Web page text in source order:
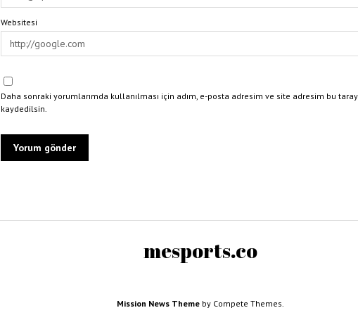
Websitesi
Daha sonraki yorumlarımda kullanılması için adım, e-posta adresim ve site adresim bu
kaydedilsin.
mesports.co
Mission News Theme by Compete Themes.